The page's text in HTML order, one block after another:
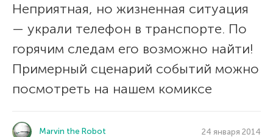
Неприятная, но жизненная ситуация
— украли телефон в транспорте. По
горячим следам его возможно найти!
Примерный сценарий событий можно
посмотреть на нашем комиксе
Marvin the Robot 24 января 2014